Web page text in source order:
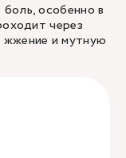
особенно в
через
жжение и мутную